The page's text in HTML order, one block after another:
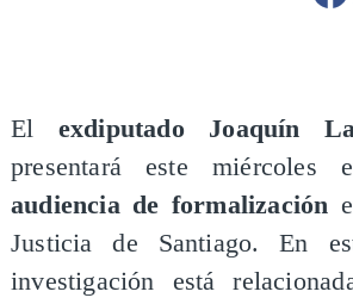
El exdiputado Joaquín
presentará este
audiencia de formalización
Justicia de Santiago. En
investigación está